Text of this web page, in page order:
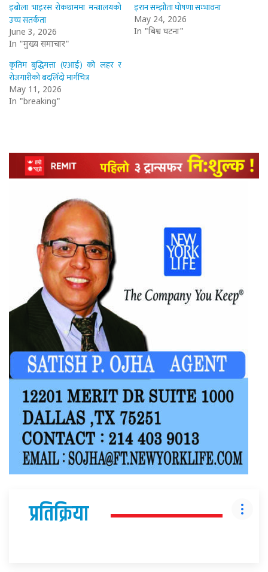
इबोला भाइरस रोकथाममा मन्त्रालयको
उच्च सतर्कता
June 3, 2026
In "मुख्य समाचार"
इरान सम्झौता घोषणा सम्भावना
May 24, 2026
In "बिश्व घटना"
कृतिम बुद्धिमत्ता (एआई) को लहर र
रोजगारीको बदलिँदो मार्गचित्र
May 11, 2026
In "breaking"
प्रतिक्रिया